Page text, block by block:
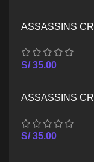
ASSASSINS
S/35.00
ASSASSINS
S/35.00